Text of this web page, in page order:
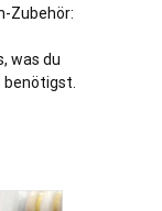
Zubehör:
was du